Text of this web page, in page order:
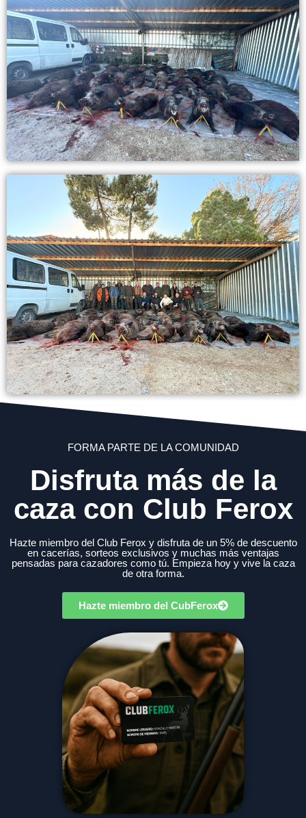
FORMA PARTE DE LA COMUNIDAD
Disfruta más de la
caza con Club Ferox
Hazte miembro del Club Ferox y disfruta de un 5% de descuento
en cacerías, sorteos exclusivos y muchas más ventajas
pensadas para cazadores como tú. Empieza hoy y vive la caza
de otra forma.
Hazte miembro del CubFerox